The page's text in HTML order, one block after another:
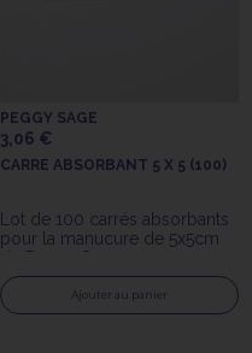
PEGGY SAGE
3,06 €
CARRE ABSORBANT 5 X 5 (100)
Lot de 100 carrés absorbants
pour la manucure de 5x5cm
de Peggy Sage
Ajouter au panier